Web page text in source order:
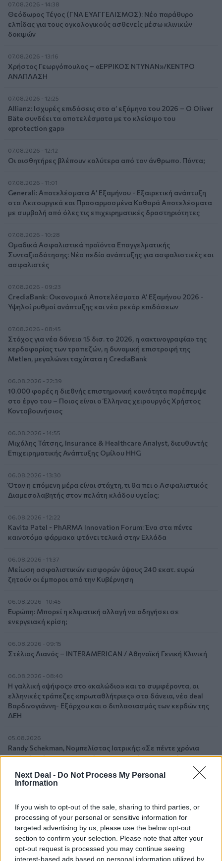
Next Deal - Do Not Process My Personal
Information
If you wish to opt-out of the sale, sharing to third parties, or
processing of your personal or sensitive information for
targeted advertising by us, please use the below opt-out
section to confirm your selection. Please note that after your
opt-out request is processed you may continue seeing
interest-based ads based on personal information utilized by
07.08.2026 - 14:38
Θεόδωρος Τέγος (ΓΝΑ ΕΥΑΓΓΕΛΙΣΜΟΣ): Νέο παράθυρο
ελπίδας για τους ογκολογικούς ασθενείς μέσω κλινικών
δοκιμών
07.08.2026 - 13:16
Χρήστος Γεωργόπουλος – «ΕΡΡΙΚΟΣ ΝΤΥΝΑΝ»/ΚΕΝΤΡΟ
ΑΝΑΠΛΑΣΗ
07.08.2026 - 12:25
Allianz: Ισχυρές επιδόσεις στο α’ εξάμηνο του 2026 – Ο Oliver
Bäte συνδέει τα αποτελέσματα με το κλείσιμο του
«protection gap»
07.08.2026 - 12:12
Οι αισθητήρες βλέπουν καλύτερα από τον άνθρωπο. Πάντα;
07.08.2026 - 11:01
Generali: Αποτελέσματα Α' Εξαμήνου - Εξαιρετική ανάπτυξη
στα Λειτουργικά και Προσαρμοσμένα Καθαρά Αποτελέσματα
με συμβολή από όλες τις επιχειρηματικές δραστηριότητες
07.08.2026 - 10:28
Ομαδικά Ασφαλιστικά προϊόντα Επαγγελματικής
Συνταξιοδότησης: Νέο πεδίο ανάπτυξης για ασφαλιστικές και
ασφαλιστές
07.08.2026 - 09:23
CrediaBank: Οικονομικά Αποτελέσματα A’ Εξαμήνου 2026 -
Υψηλοί ρυθμοί ανάπτυξης και νέα ρεκόρ επιδόσεων
07.08.2026 - 08:45
Στόχος για νέα δάνεια 15 δισ. το 2026, η «ακτινογραφία» της
κερδοφορίας των τραπεζών, η δυναμική επιστροφή της
Metlen, μεγαλώνει ταχύτατα η CrediaBank
06.08.2026 - 22:39
10.000 φορές η διεθνής επιστημονική κοινότητα παρέπεμψε
στο έργο του – Ποιος είναι ο Έλληνας χειρουργός Χρήστος
Κοντοβουνήσιος
06.08.2026 - 14:55
Μιχάλης Τάτσης, Insurance & Healthcare Analyst, διευθυντής
Επιχειρηματικής Ανάπτυξης Ομίλου HHG
06.08.2026 - 13:30
Όταν η επόμενη μέρα είναι στάχτη, τι θα πει ο Ασφαλιστικός
Διαμεσολαβητής στον πελάτη κλάδου υγείας;
06.08.2026 - 12:22
Kavita Patel - PhARMA Innovation Forum: Ένα στα πέντε
καινοτόμα φάρμακα φτάνει τελικά στην Ελλάδα
06.08.2026 - 11:37
Μείωση ασφαλιστικών εισφορών ύψους 240 εκατ. ευρώ
ζητούν οι έμποροι από την Κυβέρνηση
06.08.2026 - 10:45
Ευρώπη: Μπορεί η κλιματική αλλαγή να οδηγήσει σε
ενεργειακή κρίση;
06.08.2026 - 09:15
Στέλιος Λιανός – INTERAMERICAN / Αθηναϊκή Γενική Κλινική
06.08.2026 - 08:40
Η γαλλική «ψήφος» στο «καλώδιο» και τα συμφέροντα, οι
ελληνικές τράπεζες «πρωταθλήτριες» στα δάνεια, νέο deal
Βαρδινογιάννη- Εξάρχου και ο διπλασιασμός των κερδών της
ΔΕΗ
05.08.2026
Randy Schekman, Νομπελίστας Ιατρικής: «Σε πέντε χρόνια
μπορεί να έχουμε θεραπεία που αναστέλλει την εξέλιξη του
παρονομαστή το κοινό συμφέρον
05.08.2026
Αντώνης Βουκλαρής - «ΕΡΡΙΚΟΣ ΝΤΥΝΑΝ»